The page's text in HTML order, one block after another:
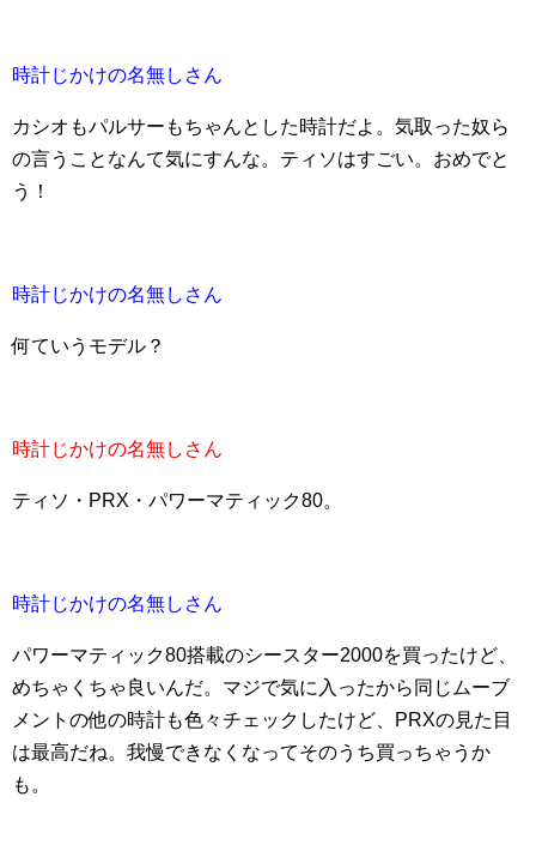
時計じかけの名無しさん
カシオもパルサーもちゃんとした時計だよ。気取った奴ら
の言うことなんて気にすんな。ティソはすごい。おめでと
う！
時計じかけの名無しさん
何ていうモデル？
時計じかけの名無しさん
ティソ・PRX・パワーマティック80。
時計じかけの名無しさん
パワーマティック80搭載のシースター2000を買ったけど、
めちゃくちゃ良いんだ。マジで気に入ったから同じムーブ
メントの他の時計も色々チェックしたけど、PRXの見た目
は最高だね。我慢できなくなってそのうち買っちゃうか
も。